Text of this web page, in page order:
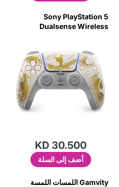
Sony PlayStation 5
Dualsense Wireless
KD 30.500
أضف إلى السلة
Gamvity اللمسات اللمسة